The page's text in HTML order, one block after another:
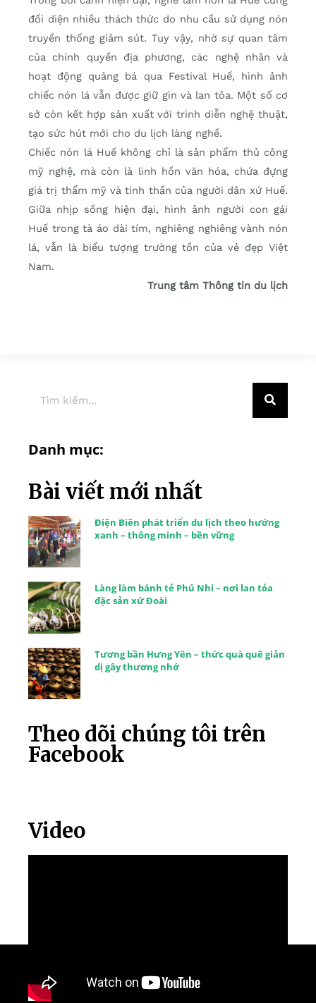
đối diện nhiều thách thức do nhu cầu sử dụng nón
truyền thống giảm sút. Tuy vậy, nhờ sự quan tâm
của chính quyền địa phương, các nghệ nhân và
hoạt động quảng bá qua Festival Huế, hình ảnh
chiếc nón lá vẫn được giữ gìn và lan tỏa. Một số cơ
sở còn kết hợp sản xuất với trình diễn nghệ thuật,
tạo sức hút mới cho du lịch làng nghề.
Chiếc nón lá Huế không chỉ là sản phẩm thủ công
mỹ nghệ, mà còn là linh hồn văn hóa, chứa đựng
giá trị thẩm mỹ và tinh thần của người dân xứ Huế.
Giữa nhịp sống hiện đại, hình ảnh người con gái
Huế trong tà áo dài tím, nghiêng nghiêng vành nón
lá, vẫn là biểu tượng trường tồn của vẻ đẹp Việt
Nam.
Trung tâm Thông tin du lịch
Danh mục:
Bài viết mới nhất
Điện Biên phát triển du lịch theo hướng
xanh – thông minh – bền vững
Làng làm bánh tẻ Phú Nhi – nơi lan tỏa
đặc sản xứ Đoài
Tương bần Hưng Yên – thức quà quê giản
dị gây thương nhớ
Theo dõi chúng tôi trên
Facebook
Video